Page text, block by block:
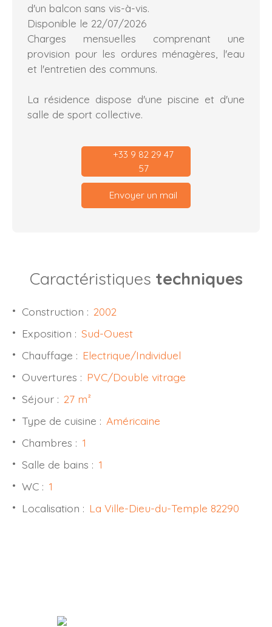
d'un balcon sans vis-à-vis.
Disponible le 22/07/2026
Charges mensuelles comprenant une
provision pour les ordures ménagères, l'eau
et l'entretien des communs.
La résidence dispose d'une piscine et d'une
salle de sport collective.
+33 9 82 29 47
57
Envoyer un mail
Caractéristiques techniques
Construction : 2002
Exposition : Sud-Ouest
Chauffage : Electrique/Individuel
Ouvertures : PVC/Double vitrage
Séjour: 27 m²
Type de cuisine : Américaine
Chambres : 1
Salle de bains : 1
WC: 1
Localisation : La Ville-Dieu-du-Temple 82290